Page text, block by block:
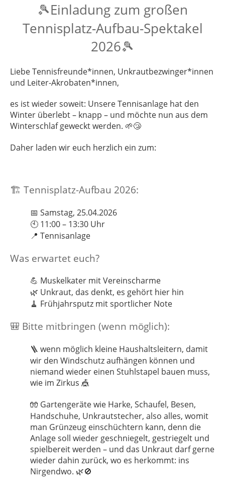
🎾Einladung zum großen
Tennisplatz-Aufbau-Spektakel
2026🎾
Liebe Tennisfreunde*innen, Unkrautbezwinger*innen
und Leiter-Akrobaten*innen,
es ist wieder soweit: Unsere Tennisanlage hat den
Winter überlebt – knapp – und möchte nun aus dem
Winterschlaf geweckt werden. 🌱😴
Daher laden wir euch herzlich ein zum:
🏗️ Tennisplatz-Aufbau 2026:
📅 Samstag, 25.04.2026
🕙 11:00 – 13:30 Uhr
📍 Tennisanlage
Was erwartet euch?
💪 Muskelkater mit Vereinscharme
🌿 Unkraut, das denkt, es gehört hier hin
🧹 Frühjahrsputz mit sportlicher Note
🎒 Bitte mitbringen (wenn möglich):
🪜 wenn möglich kleine Haushaltsleitern, damit
wir den Windschutz aufhängen können und
niemand wieder einen Stuhlstapel bauen muss,
wie im Zirkus 🎪
🧤 Gartengeräte wie Harke, Schaufel, Besen,
Handschuhe, Unkrautstecher, also alles, womit
man Grünzeug einschüchtern kann, denn die
Anlage soll wieder geschniegelt, gestriegelt und
spielbereit werden – und das Unkraut darf gerne
wieder dahin zurück, wo es herkommt: ins
Nirgendwo. 🌿🚫